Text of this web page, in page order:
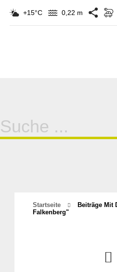
+15°C 0,22 m
Suche
für:
Startseite
Beiträge Mit
Falkenberg"